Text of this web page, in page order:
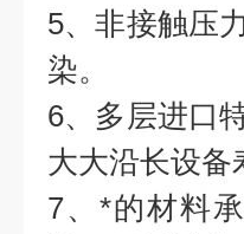
5、非接触压
染。
6、多层进口
大大沿长设备
7、*的材料